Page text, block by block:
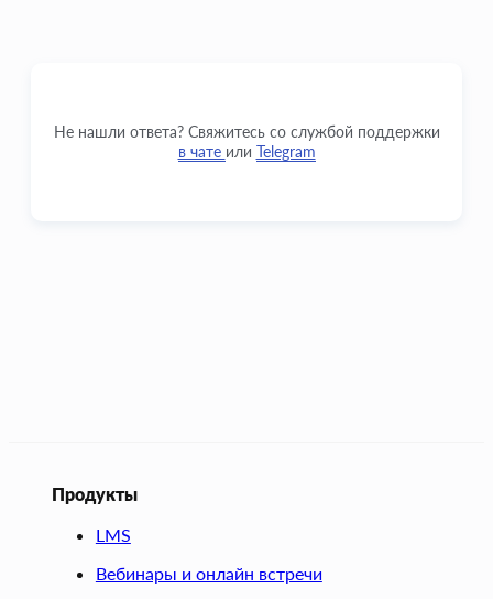
Не нашли ответа? Свяжитесь со службой поддержки
в чате или Telegram
Продукты
LMS
Вебинары и онлайн встречи